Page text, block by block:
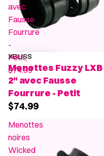
avec
Fausse
Fourrure
-
Petit,
$74.99
XBLISS
Menottes Fuzzy LXB
2" avec Fausse
Fourrure - Petit
$74.99
Menottes
noires
Wicked